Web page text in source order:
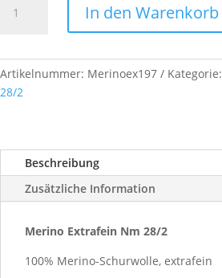
Extrafein,
Farb-
Nr.
In den Warenkorb
Artikelnummer: Merinoex197 Kategorie:
28/2
Beschreibung
Zusätzliche Information
Merino Extrafein Nm 28/2
100% Merino-Schurwolle, extrafein